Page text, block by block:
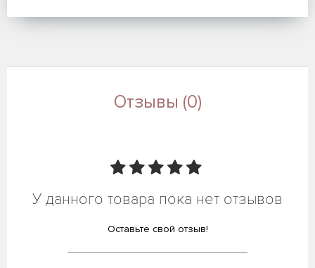
Отзывы (0)
У данного товара пока нет отзывов
Оставьте свой отзыв!